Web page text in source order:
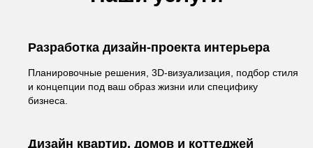
Разработка дизайн-проекта интерьера
Планировочные решения, 3D-визуализация, подбор стиля
и концепции под ваш образ жизни или специфику
бизнеса.
Дизайн квартир, домов и коттеджей